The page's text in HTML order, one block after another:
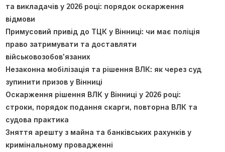
та викладачів у 2026 році: порядок оскарження
відмови
Примусовий привід до ТЦК у Вінниці: чи має поліція
право затримувати та доставляти
військовозобов’язаних
Незаконна мобілізація та рішення ВЛК: як через суд
зупинити призов у Вінниці
Оскарження рішення ВЛК у Вінниці у 2026 році:
строки, порядок подання скарги, повторна ВЛК та
судова практика
Зняття арешту з майна та банківських рахунків у
кримінальному провадженні